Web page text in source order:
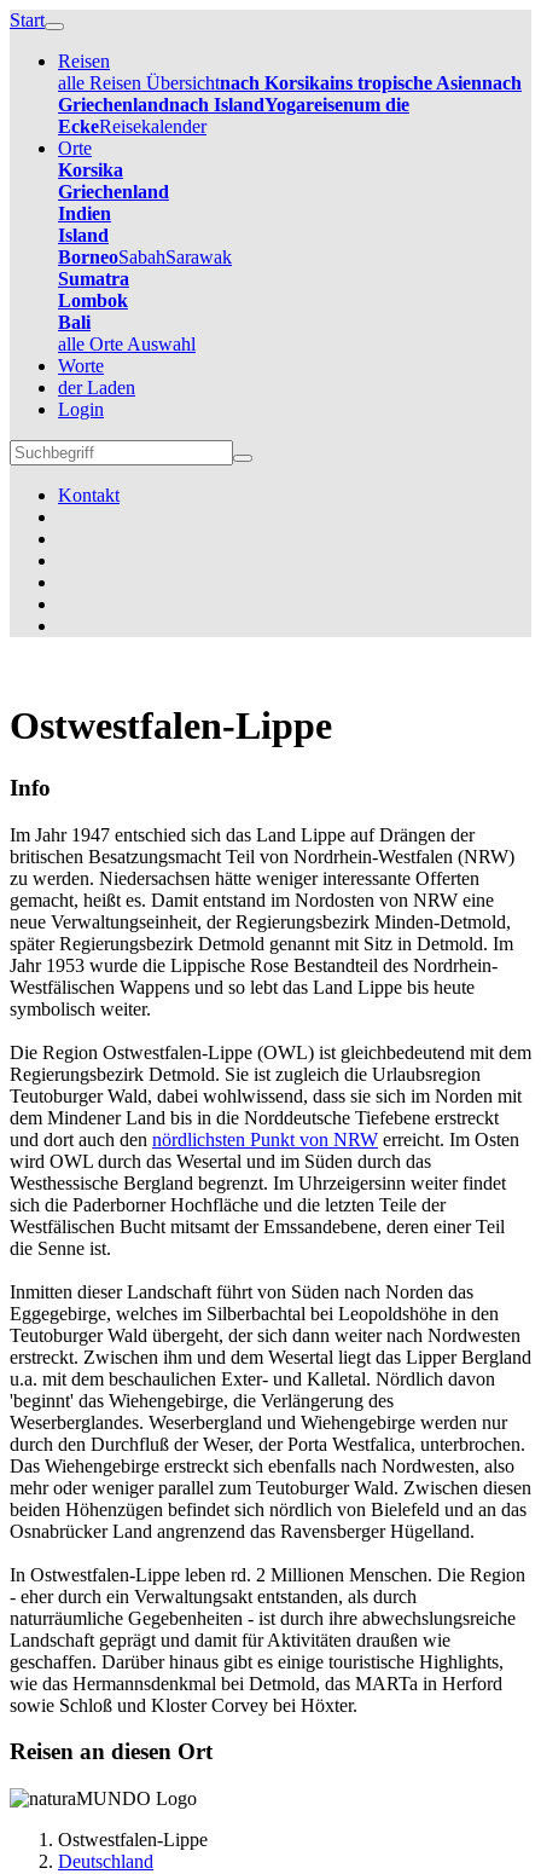
Start
Reisen
alle Reisen Übersichtnach Korsikains tropische Asiennach
Griechenlandnach IslandYogareisenum die
EckeReisekalender
Orte
Korsika
Griechenland
Indien
Island
BorneoSabahSarawak
Sumatra
Lombok
Bali
alle Orte Auswahl
Worte
der Laden
Login
Kontakt
Ostwestfalen-Lippe
Info
Im Jahr 1947 entschied sich das Land Lippe auf Drängen der
britischen Besatzungsmacht Teil von Nordrhein-Westfalen (NRW)
zu werden. Niedersachsen hätte weniger interessante Offerten
gemacht, heißt es. Damit entstand im Nordosten von NRW eine
neue Verwaltungseinheit, der Regierungsbezirk Minden-Detmold,
später Regierungsbezirk Detmold genannt mit Sitz in Detmold. Im
Jahr 1953 wurde die Lippische Rose Bestandteil des Nordrhein-
Westfälischen Wappens und so lebt das Land Lippe bis heute
symbolisch weiter.
Die Region Ostwestfalen-Lippe (OWL) ist gleichbedeutend mit dem
Regierungsbezirk Detmold. Sie ist zugleich die Urlaubsregion
Teutoburger Wald, dabei wohlwissend, dass sie sich im Norden mit
dem Mindener Land bis in die Norddeutsche Tiefebene erstreckt
und dort auch den nördlichsten Punkt von NRW erreicht. Im Osten
wird OWL durch das Wesertal und im Süden durch das
Westhessische Bergland begrenzt. Im Uhrzeigersinn weiter findet
sich die Paderborner Hochfläche und die letzten Teile der
Westfälischen Bucht mitsamt der Emssandebene, deren einer Teil
die Senne ist.
Inmitten dieser Landschaft führt von Süden nach Norden das
Eggegebirge, welches im Silberbachtal bei Leopoldshöhe in den
Teutoburger Wald übergeht, der sich dann weiter nach Nordwesten
erstreckt. Zwischen ihm und dem Wesertal liegt das Lipper Bergland
u.a. mit dem beschaulichen Exter- und Kalletal. Nördlich davon
'beginnt' das Wiehengebirge, die Verlängerung des
Weserberglandes. Weserbergland und Wiehengebirge werden nur
durch den Durchfluß der Weser, der Porta Westfalica, unterbrochen.
Das Wiehengebirge erstreckt sich ebenfalls nach Nordwesten, also
mehr oder weniger parallel zum Teutoburger Wald. Zwischen diesen
beiden Höhenzügen befindet sich nördlich von Bielefeld und an das
Osnabrücker Land angrenzend das Ravensberger Hügelland.
In Ostwestfalen-Lippe leben rd. 2 Millionen Menschen. Die Region
- eher durch ein Verwaltungsakt entstanden, als durch
naturräumliche Gegebenheiten - ist durch ihre abwechslungsreiche
Landschaft geprägt und damit für Aktivitäten draußen wie
geschaffen. Darüber hinaus gibt es einige touristische Highlights,
wie das Hermannsdenkmal bei Detmold, das MARTa in Herford
sowie Schloß und Kloster Corvey bei Höxter.
Reisen an diesen Ort
Ostwestfalen-Lippe
Deutschland